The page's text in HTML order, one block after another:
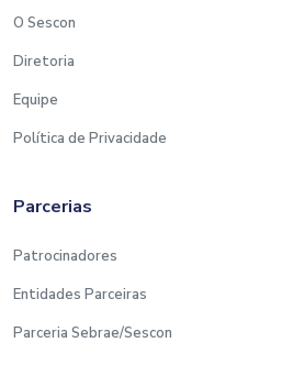
O Sescon
Diretoria
Equipe
Política de Privacidade
Parcerias
Patrocinadores
Entidades Parceiras
Parceria Sebrae/Sescon